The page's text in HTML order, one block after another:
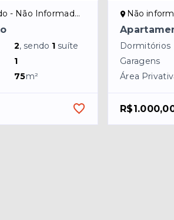
- Não Informado/NI
2, sendo 1 suíte
1
75m²
Não
Dormitórios
Garagens
Área